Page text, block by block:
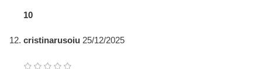
10
cristinarusoiu 25/12/2025